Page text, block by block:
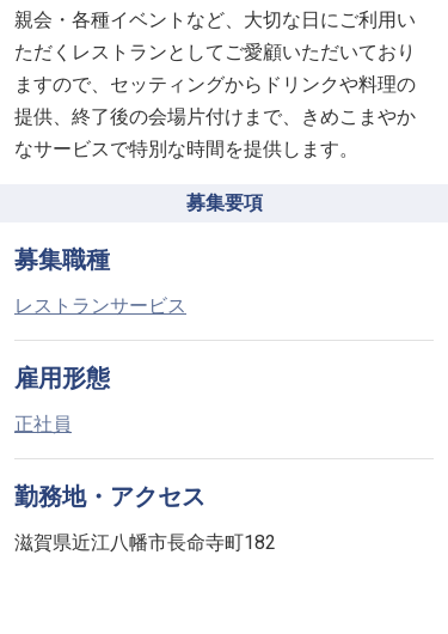
親会・各種イベントなど、大切な日にご利用い
ただくレストランとしてご愛顧いただいており
ますので、セッティングからドリンクや料理の
提供、終了後の会場片付けまで、きめこまやか
募集要項
募集職種
レストランサービス
雇用形態
正社員
勤務地・アクセス
滋賀県近江八幡市長命寺町182